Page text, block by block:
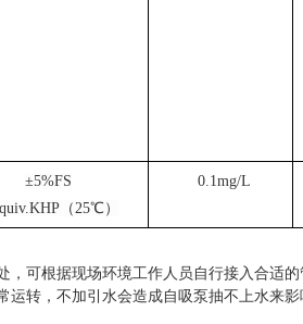
±5%FS
（25℃）
0.1mg/L
可根据现场环境工作人员自行接入合适
转，不加引水会造成自吸泵抽不上水来影